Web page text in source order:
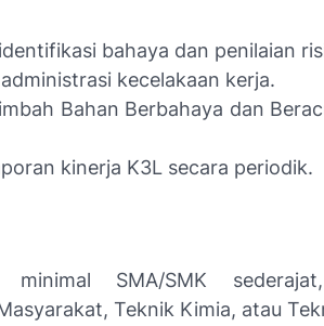
bahaya dan penilaian
kecelakaan kerja.
Bahan Berbahaya dan
kinerja K3L secara periodik.
minimal SMA/SMK
Teknik Kimia, atau